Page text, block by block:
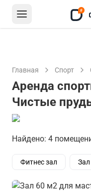
Главная Спорт
Аренда
Чистые
Найдено: 4
Фитнес зал Зал